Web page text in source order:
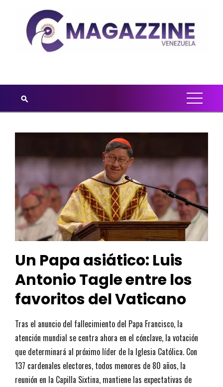
Un Papa asiático: Luis
Antonio Tagle entre los
favoritos del Vaticano
Tras el anuncio del fallecimiento del Papa Francisco, la
atención mundial se centra ahora en el cónclave, la votación
que determinará al próximo líder de la Iglesia Católica. Con
137 cardenales electores, todos menores de 80 años, la
reunión en la Capilla Sixtina, mantiene las expectativas de